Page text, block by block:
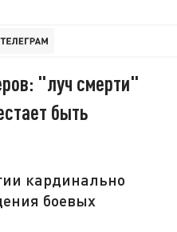
"луч смерти"
быть
кардинально
боевых